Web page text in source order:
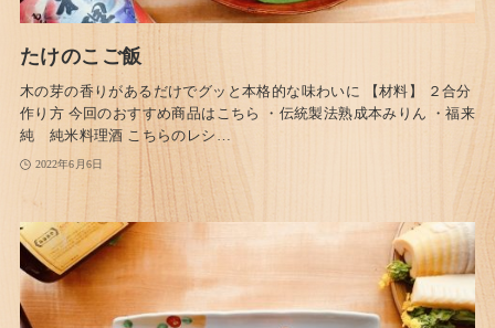
たけのこご飯
木の芽の香りがあるだけでグッと本格的な味わいに 【材料】 ２合分
作り方 今回のおすすめ商品はこちら ・伝統製法熟成本みりん ・福来
純 純米料理酒 こちらのレシ…
2022年6月6日